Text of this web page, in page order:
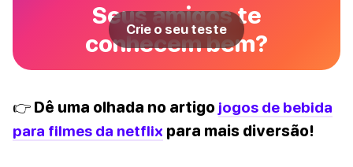
Seus amigos te
conhecem bem?
Crie o seu teste
👉 Dê uma olhada no artigo jogos de bebida
para filmes da netflix para mais diversão!